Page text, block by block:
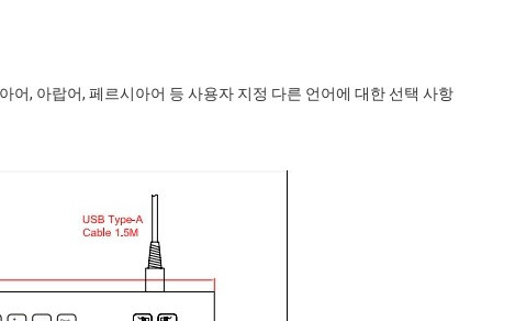
어, 아랍어, 페르시아어 등 사용자 지정 다른 언어에 대한 선택 사항